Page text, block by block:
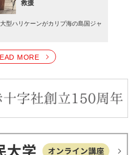
5類変更に伴う対応について
採用／2027年4月採用）
2027年4月採用）
救援
型ハリケーンがカリブ海の島国ジャ
MORE